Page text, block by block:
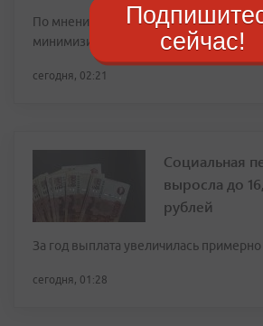
По мнению приморских экспертов,
минимизировать приток «лишних»
сегодня, 02:21
Социальная
выросла до
рублей
За год выплата увеличилась
сегодня, 01:28
сейчас!